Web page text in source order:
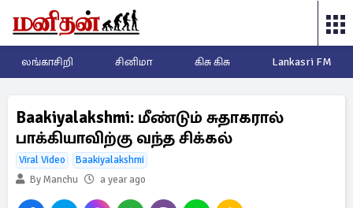
லங்காசிறி சினிமா கிசு கிசு Lankasri FM
Baakiyalakshmi: மீண்டும் சுதாகரால்
பாக்கியாவிற்கு வந்த சிக்கல்
Viral Video
Baakiyalakshmi
By Manchu
a year ago